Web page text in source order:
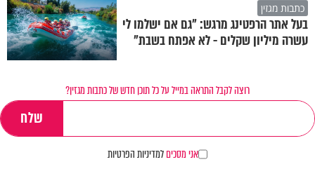
כתבות מגזין
בעל אתר הרפטינג מרגש: "גם אם ישלמו לי
עשרה מיליון שקלים - לא אפתח בשבת"
רוצה לקבל התראה במייל על כל תוכן חדש של כתבות מגזין?
אני מסכיםלמדיניות הפרטיות